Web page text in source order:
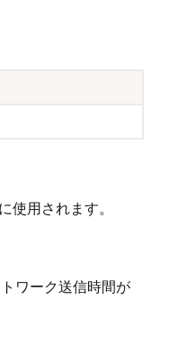
用されます。
ワーク送信時間が